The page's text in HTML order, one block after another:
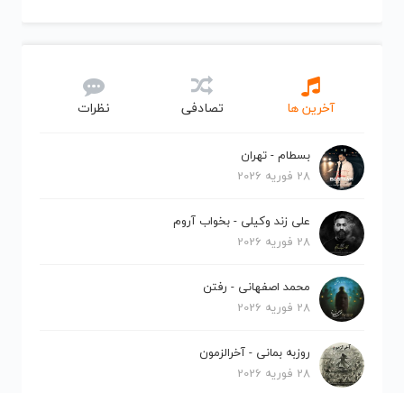
آخرین ها تصادفی نظرات
بسطام - تهران
28 فوریه 2026
علی زند وکیلی - بخواب آروم
28 فوریه 2026
محمد اصفهانی - رفتن
28 فوریه 2026
روزبه بمانی - آخرالزمون
28 فوریه 2026